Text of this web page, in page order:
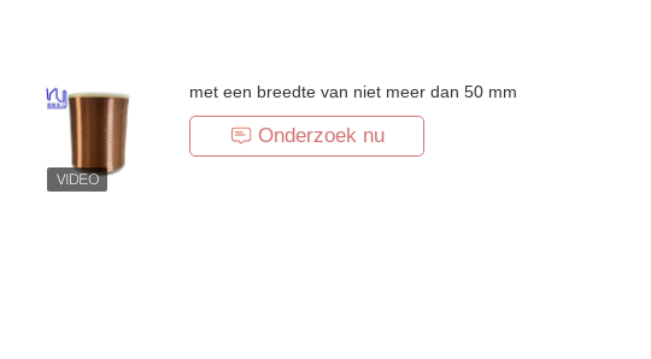
met een breedte van niet meer dan 50 mm
Onderzoek nu